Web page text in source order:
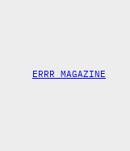
ERRR MAGAZINE